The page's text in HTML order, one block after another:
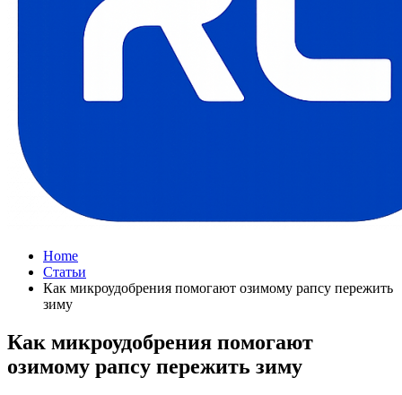
Home
Статьи
Как микроудобрения помогают озимому рапсу пережить
зиму
Как микроудобрения помогают
озимому рапсу пережить зиму